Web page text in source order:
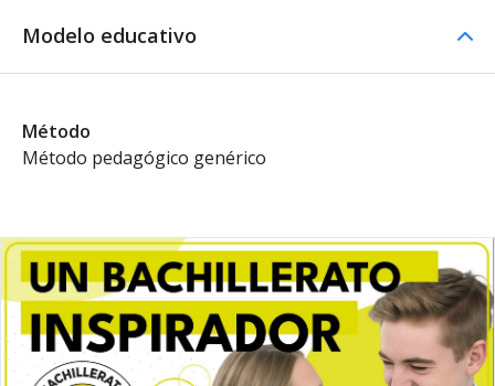
Modelo educativo
Método
Método pedagógico genérico